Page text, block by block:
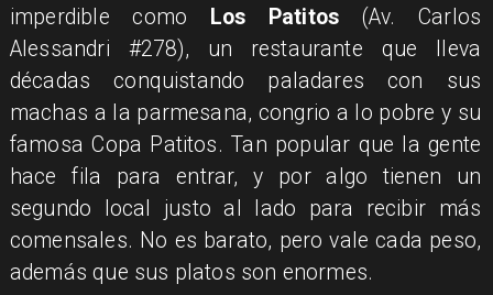
imperdible como
Los Patitos (Av. Carlos
Alessandri #278), un restaurante que lleva
décadas conquistando paladares con sus
machas a la parmesana, congrio a lo pobre y su
famosa Copa Patitos. Tan popular que la gente
hace fila para entrar, y por algo tienen un
segundo local justo al lado para recibir más
comensales. No es barato, pero vale cada peso,
además que sus platos son enormes.